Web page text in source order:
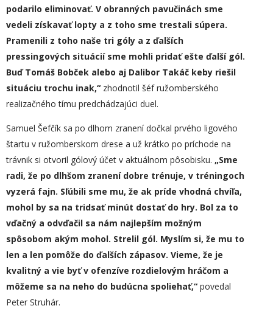
podarilo eliminovať. V obranných pavučinách sme
vedeli získavať lopty a z toho sme trestali súpera.
Pramenili z toho naše tri góly a z ďalších
pressingových situácií sme mohli pridať ešte ďalší gól.
Buď Tomáš Bobček alebo aj Dalibor Takáč keby riešil
situáciu trochu inak,“ zhodnotil šéf ružomberského
realizačného tímu predchádzajúci duel.
Samuel Šefčík sa po dlhom zranení dočkal prvého ligového
štartu v ružomberskom drese a už krátko po príchode na
trávnik si otvoril gólový účet v aktuálnom pôsobisku. „Sme
radi, že po dlhšom zranení dobre trénuje, v tréningoch
vyzerá fajn. Sľúbili sme mu, že ak príde vhodná chvíľa,
mohol by sa na tridsať minút dostať do hry. Bol za to
vďačný a odvďačil sa nám najlepším možným
spôsobom akým mohol. Strelil gól. Myslím si, že mu to
len a len pomôže do ďalších zápasov. Vieme, že je
kvalitný a vie byť v ofenzíve rozdielovým hráčom a
môžeme sa na neho do budúcna spoliehať,“ povedal
Peter Struhár.